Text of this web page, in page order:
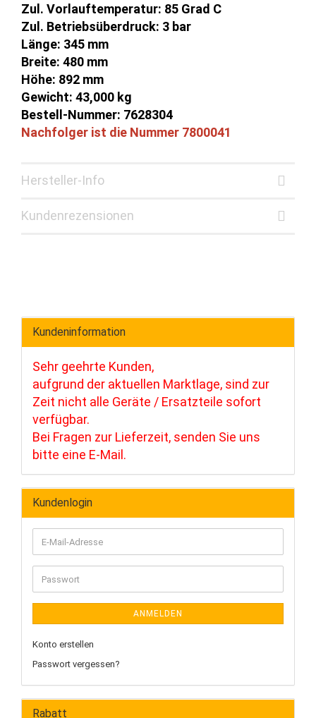
Zul. Vorlauftemperatur: 85 Grad C
Zul. Betriebsüberdruck: 3 bar
Länge: 345 mm
Breite: 480 mm
Höhe: 892 mm
Gewicht: 43,000 kg
Bestell-Nummer: 7628304
Nachfolger ist die Nummer 7800041
Hersteller-Info
Kundenrezensionen
Kundeninformation
Sehr geehrte Kunden,
aufgrund der aktuellen Marktlage, sind zur
Zeit nicht alle Geräte / Ersatzteile sofort
verfügbar.
Bei Fragen zur Lieferzeit, senden Sie uns
bitte eine E-Mail.
Kundenlogin
E-
Mail-
Adresse
Passwort
ANMELDEN
Konto erstellen
Passwort vergessen?
Rabatt